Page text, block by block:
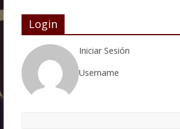
Login
Iniciar Sesión
Username